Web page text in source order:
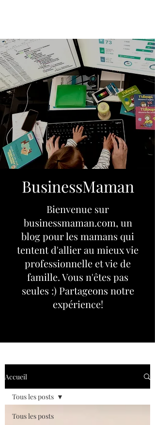
BusinessMaman
Bienvenue sur
businessmaman.com, un
blog pour les mamans qui
tentent d'allier au mieux vie
professionnelle et vie de
famille. Vous n'êtes pas
seules :) Partageons notre
expérience!
Accueil
Tous les posts
Tous les posts